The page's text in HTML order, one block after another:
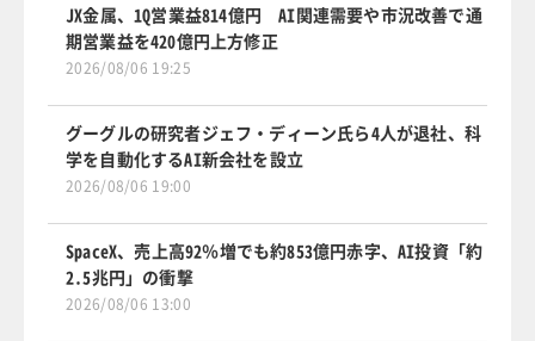
JX金属、1Q営業益814億円 AI関連需要や市況改善で通
期営業益を420億円上方修正
2026/08/06 19:25
グーグルの研究者ジェフ・ディーン氏ら4人が退社、科
学を自動化するAI新会社を設立
2026/08/06 19:00
SpaceX、売上高92％増でも約853億円赤字、AI投資「約
2.5兆円」の衝撃
2026/08/06 13:00